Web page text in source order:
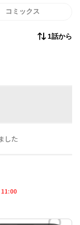
コミックス
1話から
した
2026年08月28日 11時